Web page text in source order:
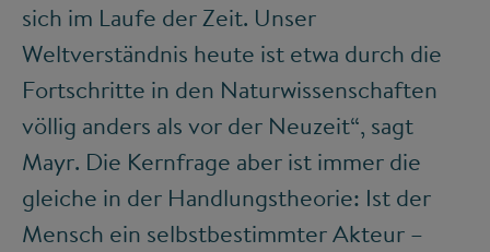
sich im Laufe der Zeit. Unser
Weltverständnis heute ist etwa durch die
Fortschritte in den Naturwissenschaften
völlig anders als vor der Neuzeit“, sagt
Mayr. Die Kernfrage aber ist immer die
gleiche in der Handlungstheorie: Ist der
Mensch ein selbstbestimmter Akteur –